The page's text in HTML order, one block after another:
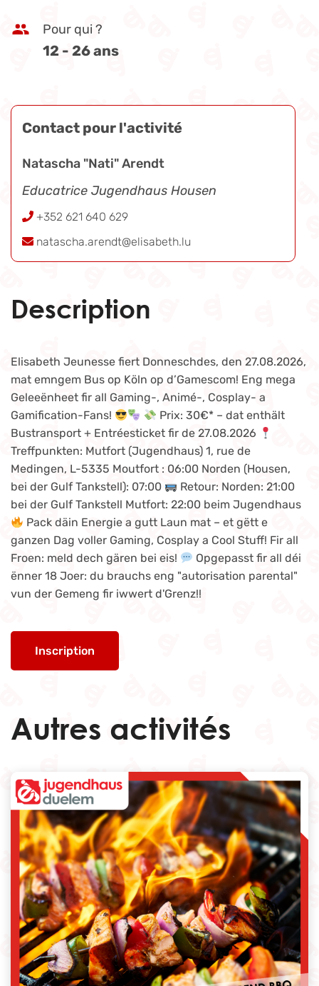
Pour qui ?
12 - 26 ans
Contact pour l'activité
Natascha "Nati" Arendt
Educatrice Jugendhaus Housen
+352 621 640 629
natascha.arendt@elisabeth.lu
Description
Elisabeth Jeunesse fiert Donneschdes, den 27.08.2026,
mat emngem Bus op Köln op d’Gamescom! Eng mega
Geleeënheet fir all Gaming-, Animé-, Cosplay- a
Gamification-Fans!
Prix: 30€* – dat enthält
Bustransport + Entréesticket fir de 27.08.2026
Treffpunkten: Mutfort (Jugendhaus) 1, rue de
Medingen, L-5335 Moutfort : 06:00 Norden (Housen,
bei der Gulf Tankstell): 07:00
Retour: Norden: 21:00
bei der Gulf Tankstell Mutfort: 22:00 beim Jugendhaus
Pack däin Energie a gutt Laun mat – et gëtt e
ganzen Dag voller Gaming, Cosplay a Cool Stuff! Fir all
Froen: meld dech gären bei eis!
Opgepasst fir all déi
ënner 18 Joer: du brauchs eng "autorisation parental"
vun der Gemeng fir iwwert d'Grenz!!
Inscription
Autres activités